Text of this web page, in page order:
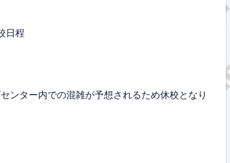
日程
ンター内での混雑が予想されるため休校となり